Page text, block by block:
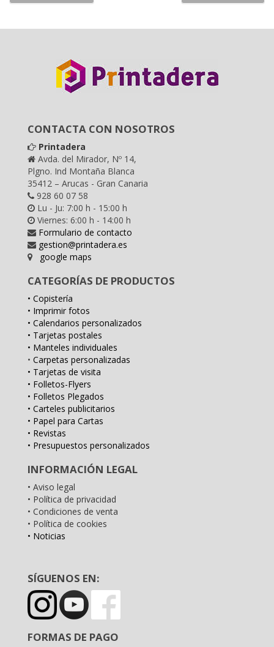
CONTACTA CON NOSOTROS
Printadera
Avda. del Mirador, Nº 14,
Plgno. Ind Montaña Blanca
35412 – Arucas - Gran Canaria
928 60 07 58
Lu - Ju: 7:00 h - 15:00 h
Viernes: 6:00 h - 14:00 h
Formulario de contacto
gestion@printadera.es
google maps
CATEGORÍAS DE PRODUCTOS
• Copistería
• Imprimir fotos
• Calendarios personalizados
• Tarjetas postales
• Manteles individuales
• Carpetas personalizadas
• Tarjetas de visita
• Folletos-Flyers
• Folletos Plegados
• Carteles publicitarios
• Papel para Cartas
• Revistas
• Presupuestos personalizados
INFORMACIÓN LEGAL
• Aviso legal
• Política de privacidad
• Condiciones de venta
• Política de cookies
• Noticias
SÍGUENOS EN:
FORMAS DE PAGO